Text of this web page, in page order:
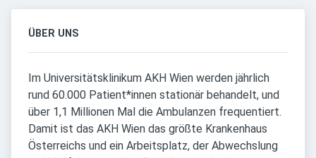
ÜBER UNS
Im Universitätsklinikum AKH Wien werden jährlich
rund 60.000 Patient*innen stationär behandelt, und
über 1,1 Millionen Mal die Ambulanzen frequentiert.
Damit ist das AKH Wien das größte Krankenhaus
Österreichs und ein Arbeitsplatz, der Abwechslung